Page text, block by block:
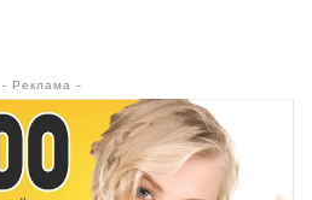
- Реклама -